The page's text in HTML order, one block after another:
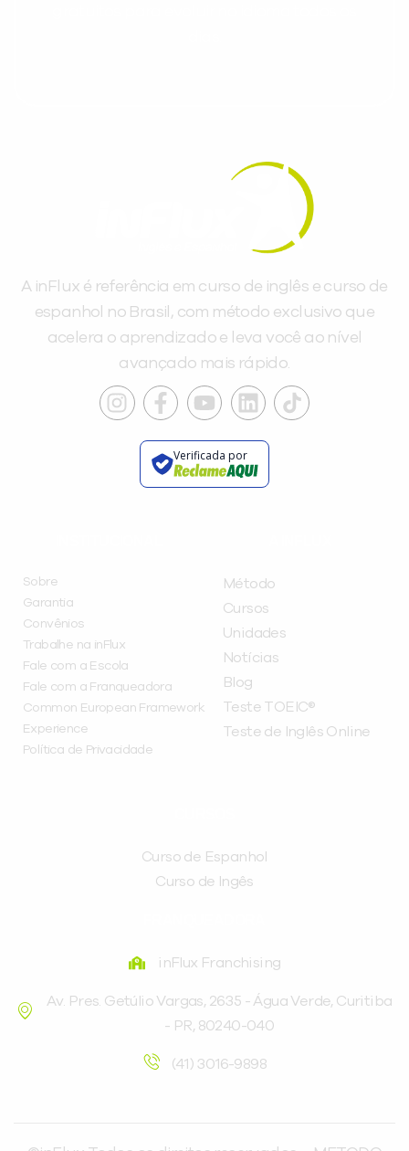
A inFlux é referência em curso de inglês e curso de
espanhol no Brasil, com método exclusivo que
acelera o aprendizado e leva você ao nível
avançado mais rápido.
Verificada por
Sobre
Garantia
Convênios
Trabalhe na inFlux
Fale com a Escola
Fale com a Franqueadora
Common European Framework
Experience
Política de Privacidade
Método
Cursos
Unidades
Notícias
Blog
Teste TOEIC®
Teste de Inglês Online
Curso de Espanhol
Curso de Ingês
inFlux Franchising
Av. Pres. Getúlio Vargas, 2635 - Água Verde, Curitiba
- PR, 80240-040
(41) 3016-9898